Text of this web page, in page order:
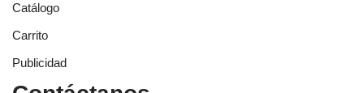
Catálogo
Carrito
Publicidad